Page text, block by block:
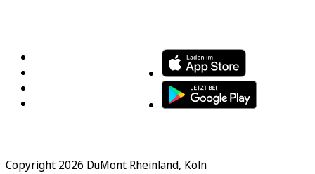
Copyright 2026 DuMont Rheinland, Köln